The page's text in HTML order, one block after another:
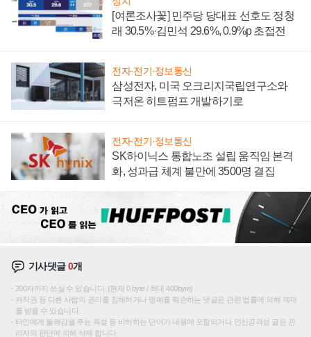
[여론조사꽃] 민주당 당대표 선호도 정청
래 30.5%·김민석 29.6%, 0.9%p 초접전
전자·전기·정보통신
삼성전자, 미국 오크리지국립연구소와
극저온 히트펌프 개발하기로
전자·전기·정보통신
SK하이닉스 통합노조 설립 움직임 본격
화, 성과급 체계 불만에 3500명 결집
기사댓글0개
200자까지 쓰실 수 있습니다. (현재 0 byte / 최대 400byte)
저작권 등 다른 사람의 권리를 침해하거나 명예를 훼손하는 댓글은 관련 법률에 의해 제재
를 받을 수 있습니다.
타인에게 불쾌감을 주는 욕설 등 비하하는 단어가 내용에 포함되거나 인신공격성 글은 관
리자의 판단에 의해 삭제 합니다.